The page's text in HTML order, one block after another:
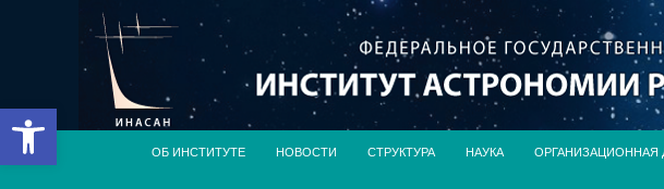
Открыть панель инструментов
ОБ ИНСТИТУТЕ НОВОСТИ СТРУКТУРА НАУКА ОРГАНИЗАЦИОННАЯ